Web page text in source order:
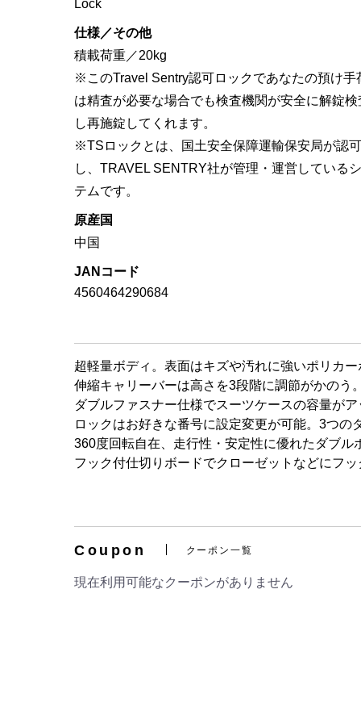
Lock
仕様／その他
積載荷重／20kg
※このTravel Sentry認可ロックであなたの預け手
は精査が必要な場合でも検査機関が安全に解錠検
し再施錠してくれます。
※TSロックとは、国土安全保障運輸保安局が認可
し、TRAVEL SENTRY社が管理・運営している
テムです。
原産国
中国
JANコード
4560464290684
超軽量ボディ。表面はキズや汚れに強いポリカ
伸縮キャリーバーは高さを3段階に調節がかのう
ダブルファスナー仕様でスーツケースの容量がア
ロックはお好きな番号に設定変更が可能。3つの
360度回転自在、走行性・安定性に優れたダブル
フック付仕切りボードでクローゼットなどにフ
Coupon クーポン一覧
現在利用可能なクーポンがありません